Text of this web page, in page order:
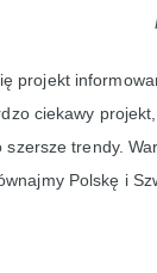
projekt
ciekawy
szersze trendy.
Polskę i